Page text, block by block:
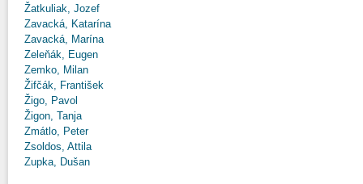
Žatkuliak, Jozef
Zavacká, Katarína
Zavacká, Marína
Zeleňák, Eugen
Zemko, Milan
Žifčák, František
Žigo, Pavol
Žigon, Tanja
Zmátlo, Peter
Zsoldos, Attila
Zupka, Dušan